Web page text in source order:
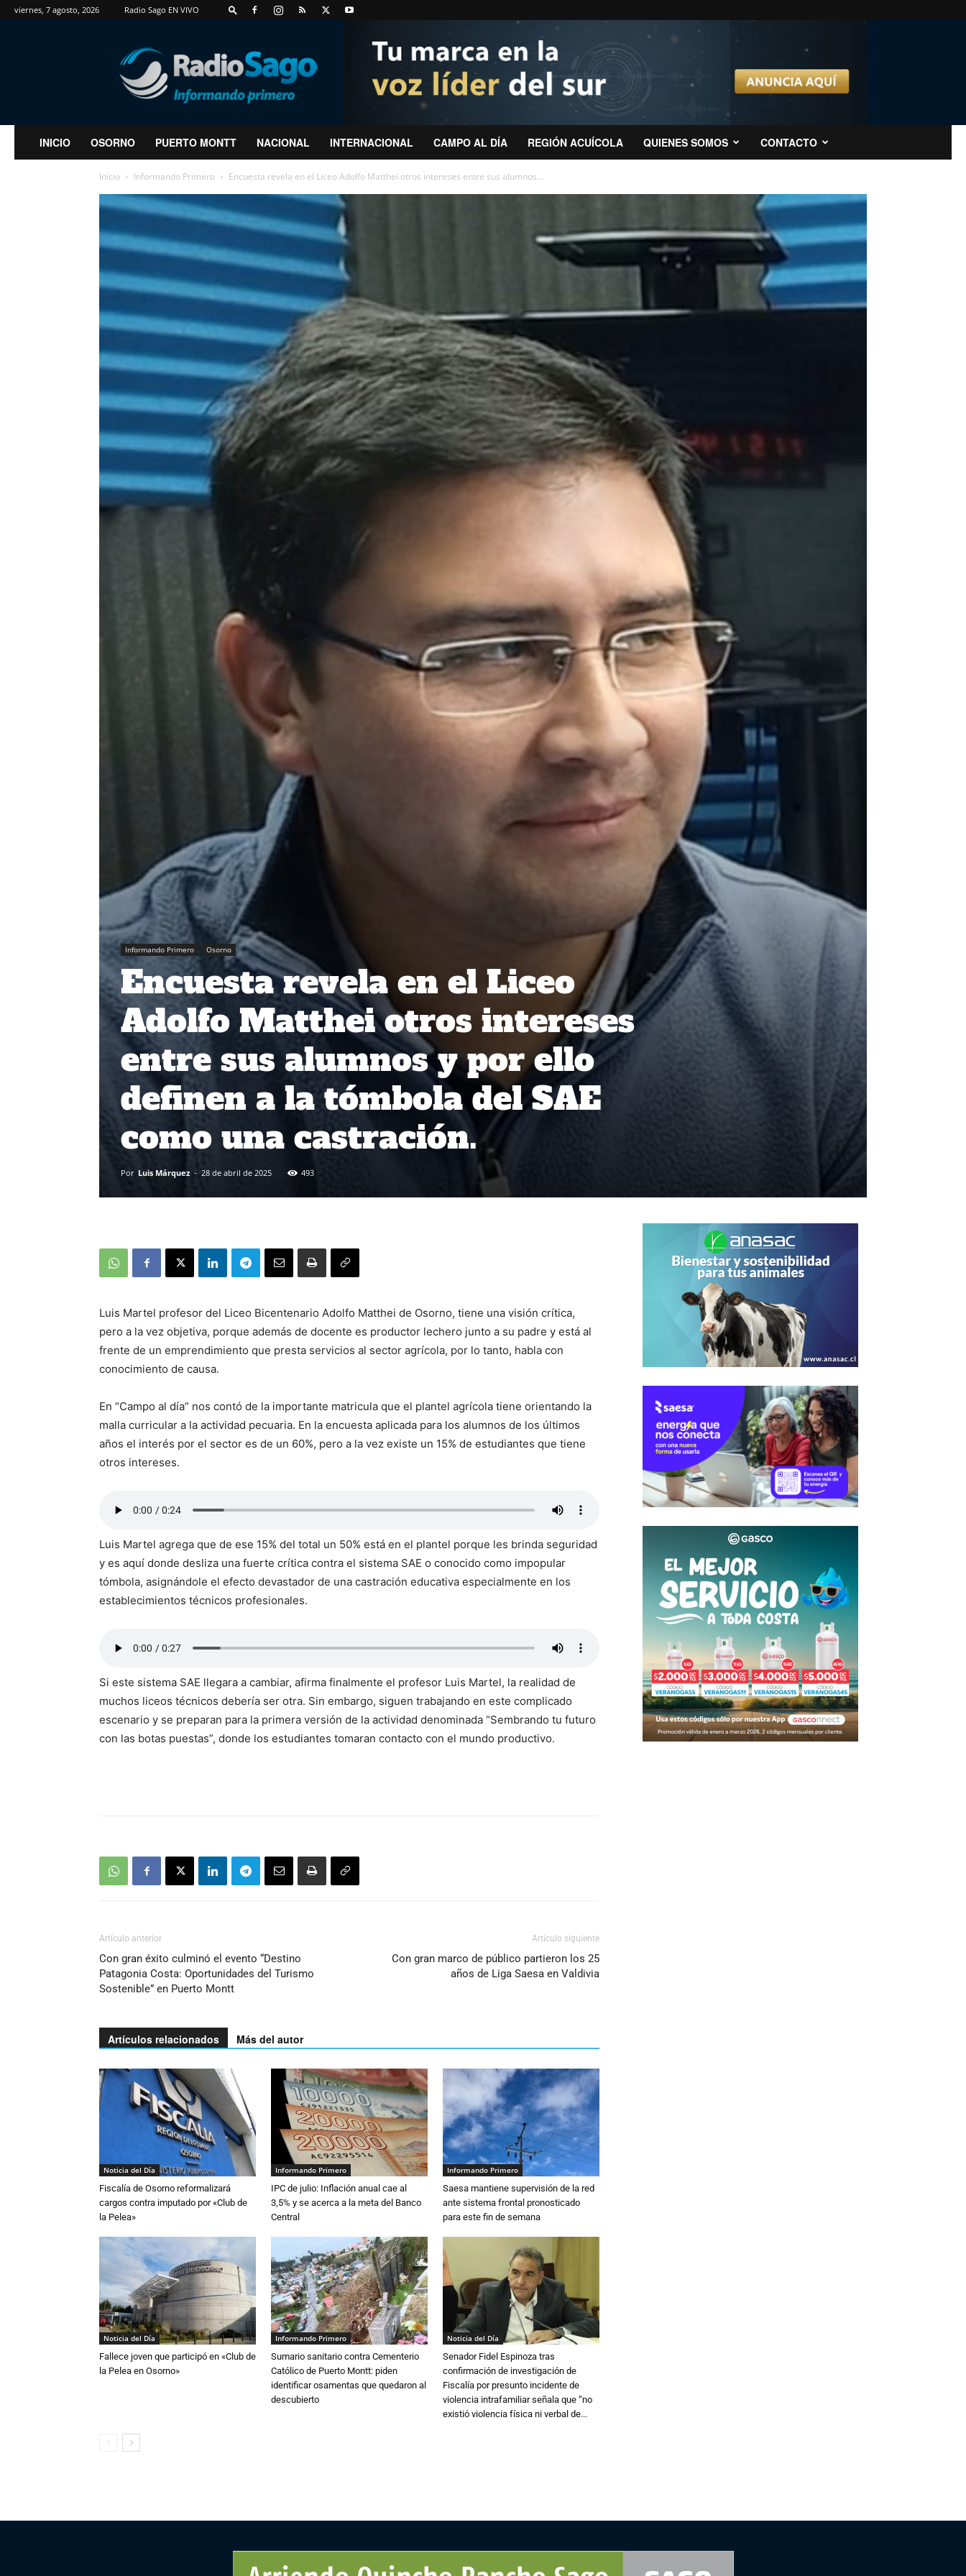
viernes, 7 agosto, 2026 Radio Sago EN VIVO
RadioSago
INICIO OSORNO PUERTO MONTT NACIONAL INTERNACIONAL CAMPO AL DÍA REGIÓN ACUÍCOLA QUIENES SOMOS CONTACTO
Inicio Informando Primero Encuesta revela en el Liceo Adolfo Matthei otros intereses entre sus alumnos...
Informando Primero Osorno
Encuesta revela en el Liceo
Adolfo Matthei otros intereses
entre sus alumnos y por ello
definen a la tómbola del SAE
como una castración.
Por Luis Márquez - 28 de abril de 2025 493
Luis Martel profesor del Liceo Bicentenario Adolfo Matthei de Osorno, tiene una visión crítica,
pero a la vez objetiva, porque además de docente es productor lechero junto a su padre y está al
frente de un emprendimiento que presta servicios al sector agrícola, por lo tanto, habla con
conocimiento de causa.
En “Campo al día” nos contó de la importante matricula que el plantel agrícola tiene orientando la
malla curricular a la actividad pecuaria. En la encuesta aplicada para los alumnos de los últimos
años el interés por el sector es de un 60%, pero a la vez existe un 15% de estudiantes que tiene
otros intereses.
Luis Martel agrega que de ese 15% del total un 50% está en el plantel porque les brinda seguridad
y es aquí donde desliza una fuerte crítica contra el sistema SAE o conocido como impopular
tómbola, asignándole el efecto devastador de una castración educativa especialmente en los
establecimientos técnicos profesionales.
Si este sistema SAE llegara a cambiar, afirma finalmente el profesor Luis Martel, la realidad de
muchos liceos técnicos debería ser otra. Sin embargo, siguen trabajando en este complicado
escenario y se preparan para la primera versión de la actividad denominada “Sembrando tu futuro
con las botas puestas”, donde los estudiantes tomaran contacto con el mundo productivo.
Artículo anterior
Con gran éxito culminó el evento “Destino
Patagonia Costa: Oportunidades del Turismo
Sostenible” en Puerto Montt
Artículo siguiente
Con gran marco de público partieron los 25
años de Liga Saesa en Valdivia
Artículos relacionados Más del autor
Noticia del Día
Fiscalía de Osorno reformalizará
cargos contra imputado por «Club de
la Pelea»
Informando Primero
IPC de julio: Inflación anual cae al
3,5% y se acerca a la meta del Banco
Central
Informando Primero
Saesa mantiene supervisión de la red
ante sistema frontal pronosticado
para este fin de semana
Noticia del Día
Fallece joven que participó en «Club de
la Pelea en Osorno»
Informando Primero
Sumario sanitario contra Cementerio
Católico de Puerto Montt: piden
identificar osamentas que quedaron al
descubierto
Noticia del Día
Senador Fidel Espinoza tras
confirmación de investigación de
Fiscalía por presunto incidente de
violencia intrafamiliar señala que “no
existió violencia física ni verbal de...